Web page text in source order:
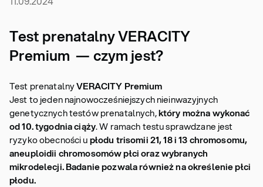
Test prenatalny VERACITY
Premium — czym jest?
Test prenatalnyVERACITY Premium
Jest to jeden najnowocześniejszych nieinwazyjnych
genetycznych testów prenatalnych,który można wykonać
od 10. tygodnia ciąży. W ramach testu sprawdzane jest
ryzyko obecności upłodu trisomii 21, 18 i 13 chromosomu,
aneuploidii chromosomów płci oraz wybranych
mikrodelecji. Badanie pozwala również na określenie płci
płodu.